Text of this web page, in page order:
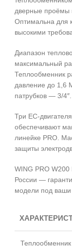
дверные проёмы
Оптимальна для
высокими
Диапазон
максимальный
Теплообменник
давление до 1,6
патрубков — 3/4″.
Три EC-
обеспечивают
линейке PRO.
защиты
WING PRO W200
России —
модели под ваши
Теплообменник